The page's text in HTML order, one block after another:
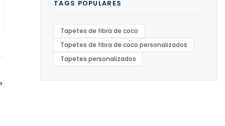
TAGS POPULARES
Tapetes de fibra de coco
Tapetes de fibra de coco personalizados
Tapetes personalizados